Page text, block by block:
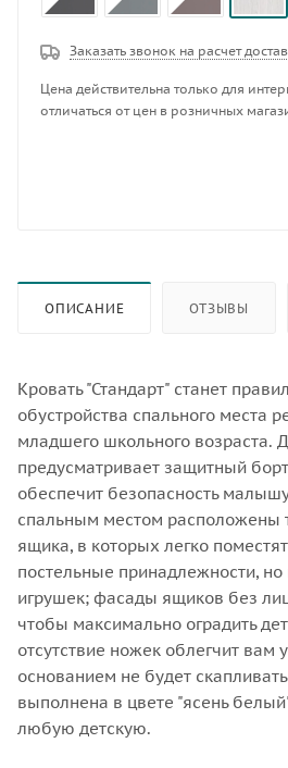
Заказать звонок на расчет
Цена действительна только для
отличаться от цен в розничных
ОПИСАНИЕ ОТЗЫВЫ
Кровать "Стандарт" станет
обустройства спального места
младшего школьного возраста.
предусматривает защитный
обеспечит безопасность
спальным местом расположены
ящика, в которых легко
постельные принадлежности, но
игрушек; фасады ящиков без
чтобы максимально оградить
отсутствие ножек облегчит вам
основанием не будет
выполнена в цвете "ясень
любую детскую.